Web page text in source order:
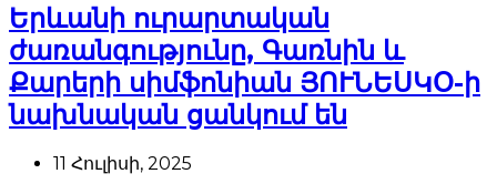
Երևանի ուրարտական
ժառանգությունը, Գառնին և
Քարերի սիմֆոնիան ՅՈՒՆԵՍԿՕ-ի
նախնական ցանկում են
11 Հուլիսի, 2025